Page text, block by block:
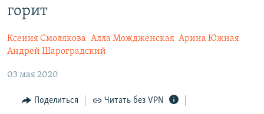
основному
Вернутся
главной
Вернутся
МНЕНИЯ
КАВКАЗ.РЕАЛИИ
горит
Ксения Смолякова Алла Мождженская Арина Южная
Андрей Шароградский
03 мая 2020
Поделиться Читать без VPN